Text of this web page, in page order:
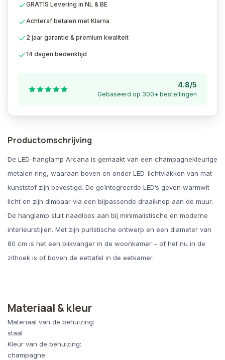
GRATIS Levering in NL & BE
Achteraf betalen met Klarna
2 jaar garantie & premium kwaliteit
14 dagen bedenktijd
4.8/5
Gebaseerd op 300+ bestellingen
Productomschrijving
De LED-hanglamp Arcana is gemaakt van een champagnekleurige
metalen ring, waaraan boven en onder LED-lichtvlakken van mat
kunststof zijn bevestigd. De geïntegreerde LED’s geven warmwit
licht en zijn dimbaar via een bijpassende draaiknop aan de muur.
De hanglamp sluit naadloos aan bij minimalistische en moderne
interieurstijlen. Met zijn puristische ontwerp en een diameter van
80 cm is het een blikvanger in de woonkamer – of het nu in de
zithoek is of boven de eettafel in de eetkamer.
Materiaal & kleur
Materiaal van de behuizing:
staal
Kleur van de behuizing:
champagne